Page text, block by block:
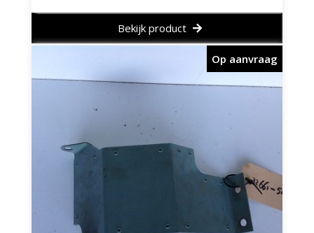
Bekijk product
Op aanvraag